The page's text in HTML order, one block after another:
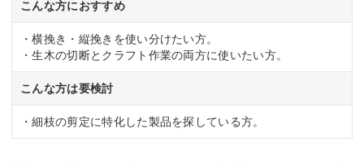
こんな方におすすめ
・横挽き・縦挽きを使い分けたい方。
・生木の切断とクラフト作業の両方に使いたい方。
こんな方は要検討
・細枝の剪定に特化した製品を探している方。